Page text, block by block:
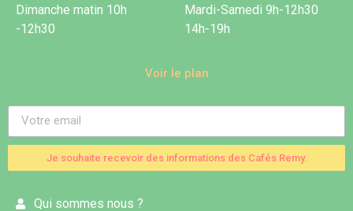
Dimanche matin 10h
-12h30
Mardi-Samedi 9h-12h30
14h-19h
Voir le plan
Je souhaite recevoir des informations des Cafés Remy.
Qui sommes nous ?